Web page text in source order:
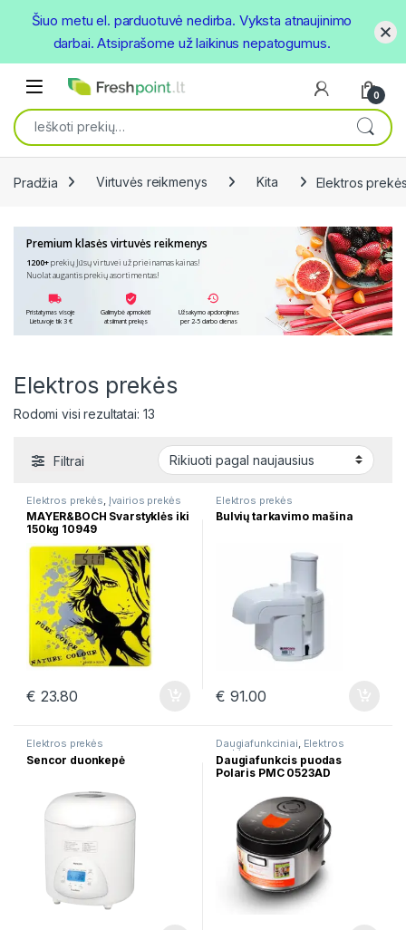
Open
0
Ieškoti:
Pradžia Virtuvės reikmenys Kita Elektros
1200+prekių Jūsų virtuvei už prieinamas kainas!
Nuolat augantis prekių asortimentas!
Premium klasės virtuvės reikmenys
Pristatymas visoje
Lietuvoje tik 3 €
Galimybė apmokėti
atsiimant prekęs
Užsakymo apdorojimas
per 2-5 darbo dienas
Elektros prekės
Rodomi visi rezultatai: 13Rūšiuojama pagal naujausią
Filtrai
Elektros prekės Įvairios prekės
MAYER&BOCH Svarstyklės iki
150kg 10949
€ 23.80
Elektros prekės
Bulvių tarkavimo mašina
€ 91.00
Elektros prekės
Sencor duonkepė
Daugiafunkciniai, Elektros
prekės
Daugiafunkcis puodas
Polaris PMC 0523AD
Šiuo metu el. parduotuvė nedirba. Vyksta atnaujinimo
darbai. Atsiprašome už laikinus nepatogumus.